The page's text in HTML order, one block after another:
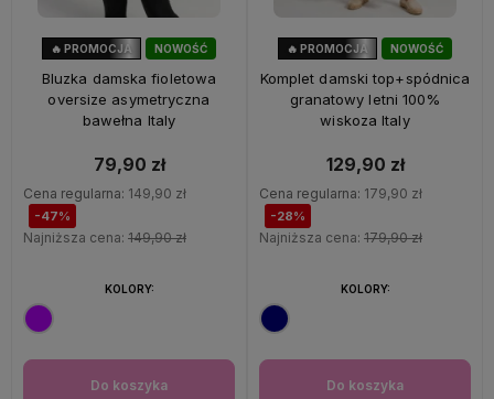
NOWOŚĆ
🔥 PROMOCJA
Bluzka damska fioletowa
oversize asymetryczna
bawełna Italy
79,90 zł
Cena regularna: 149,90 zł
-47%
Najniższa cena: 149,90 zł
Do koszyka
KOLORY:
NOWOŚĆ
🔥 PROMOCJA
Komplet damski top+spódnica
granatowy letni 100%
wiskoza Italy
129,90 zł
Cena regularna: 179,90 zł
-28%
Najniższa cena: 179,90 zł
Do koszyka
KOLORY: